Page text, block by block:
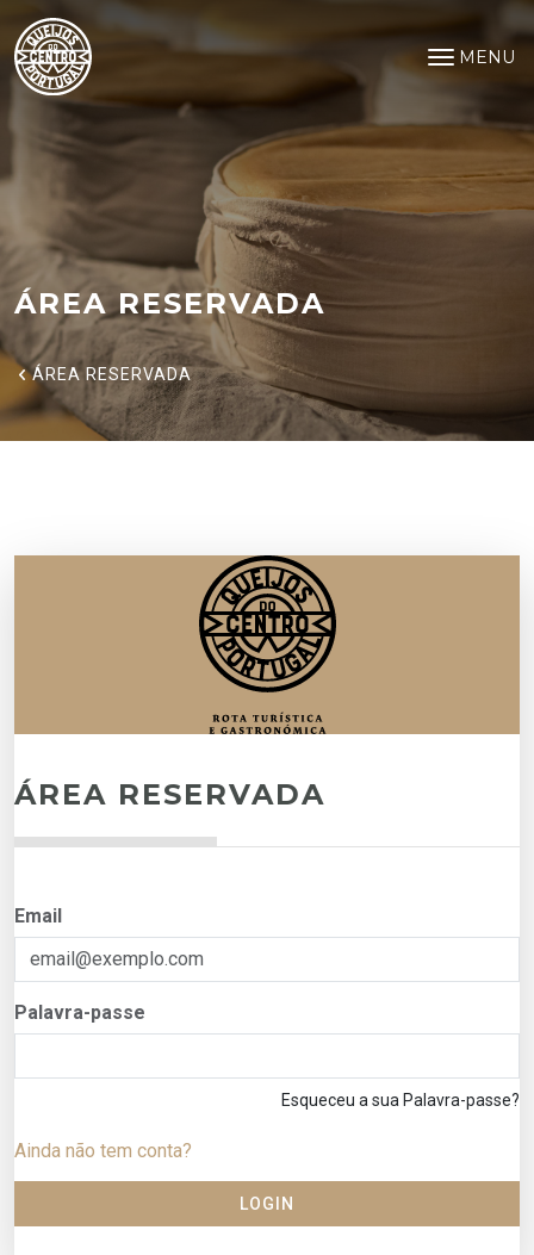
Saltar para o conteúdo principal
Área Reservada
MENU
Abrir
ÁREA RESERVADA
ÁREA RESERVADA
ÁREA RESERVADA
Email
Palavra-passe
Esqueceu a sua Palavra-passe?
Ainda não tem conta?
LOGIN